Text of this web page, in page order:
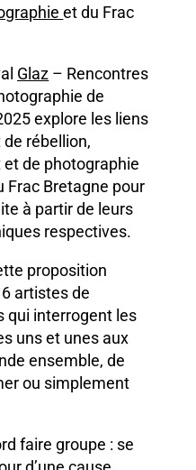
et du Frac
Glaz – Rencontres
de
explore les liens
rébellion,
et de photographie
Frac Bretagne pour
à partir de leurs
respectives.
proposition
artistes de
qui interrogent les
uns et unes aux
ensemble, de
ou simplement
faire groupe : se